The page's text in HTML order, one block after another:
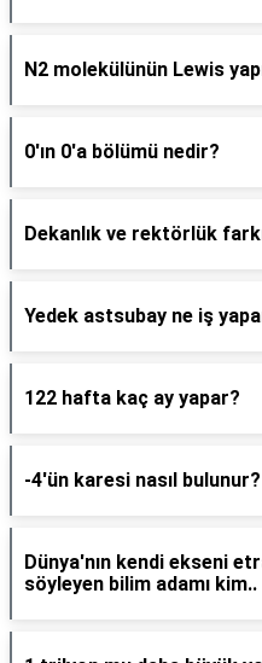
N2 molekülünün Lewis
0'ın 0'a bölümü nedir?
Dekanlık ve rektörlük
Yedek astsubay ne iş
122 hafta kaç ay yapar?
-4'ün karesi nasıl bulunur?
Dünya'nın kendi ekseni
söyleyen bilim adamı kim..